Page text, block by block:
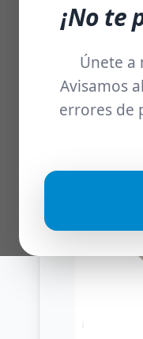
¡No te
Únete a
Avisamos
errores de